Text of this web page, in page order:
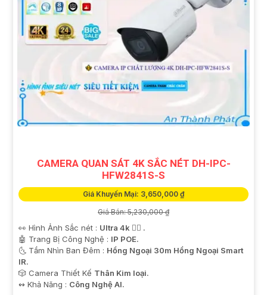
CAMERA QUAN SÁT 4K SẮC NÉT DH-IPC-
HFW2841S-S
Giá Khuyến Mại: 3,650,000 ₫
Giá Bán: 5,230,000 ₫
👀 Hình Ảnh Sắc nét : Ultra 4k 👍🏾 .
🤖️ Trang Bị Công Nghệ : IP POE.
🌜 Tầm Nhìn Ban Đêm : Hồng Ngoại 30m Hồng Ngoại Smart
IR.
🎲 Camera Thiết Kế Thân Kim loại.
️↭ Khả Năng : Công Nghệ AI.